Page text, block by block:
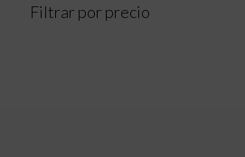
Filtrar por precio